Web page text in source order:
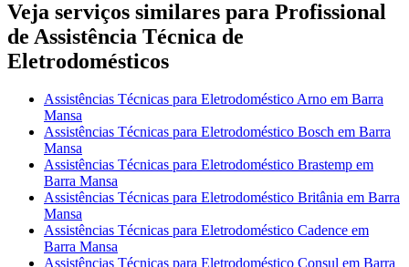
Veja serviços similares para Profissional
de Assistência Técnica de
Eletrodomésticos
Assistências Técnicas para Eletrodoméstico Arno em Barra
Mansa
Assistências Técnicas para Eletrodoméstico Bosch em Barra
Mansa
Assistências Técnicas para Eletrodoméstico Brastemp em
Barra Mansa
Assistências Técnicas para Eletrodoméstico Britânia em Barra
Mansa
Assistências Técnicas para Eletrodoméstico Cadence em
Barra Mansa
Assistências Técnicas para Eletrodoméstico Consul em Barra